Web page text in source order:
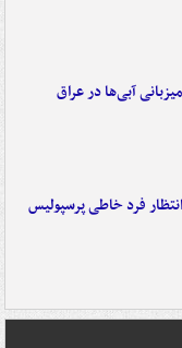
فرد خاطی پرسپولیس